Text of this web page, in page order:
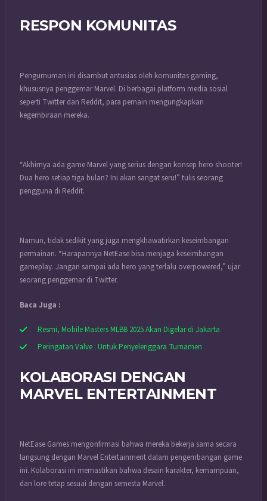
RESPON KOMUNITAS
Pengumuman ini disambut antusias oleh komunitas gaming,
khususnya penggemar Marvel. Di berbagai platform media sosial
seperti Twitter dan Reddit, para pemain mengungkapkan
kegembiraan mereka.
“Akhirnya ada game Marvel yang serius dengan konsep hero shooter!
Dua hero setiap tiga bulan? Ini akan sangat seru!” tulis seorang
pengguna di Reddit.
Namun, tidak sedikit yang juga mengkhawatirkan keseimbangan
permainan. “Harapannya NetEase bisa menjaga keseimbangan
gameplay. Jangan sampai ada hero yang terlalu overpowered,” ujar
seorang penggemar di Twitter.
Baca Juga :
Resmi, Mobile Masters MLBB 2025 Akan Digelar di Jakarta
Peringatan Valve : Untuk Penyelenggara Turnamen
KOLABORASI DENGAN
MARVEL ENTERTAINMENT
NetEase Games mengonfirmasi bahwa mereka bekerja sama secara
langsung dengan Marvel Entertainment dalam pengembangan game
ini. Kolaborasi ini memastikan bahwa desain karakter, kemampuan,
dan lore tetap sesuai dengan semesta Marvel.